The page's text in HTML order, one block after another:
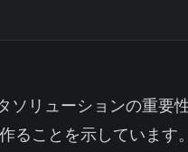
ソリューションの重要
ることを示しています